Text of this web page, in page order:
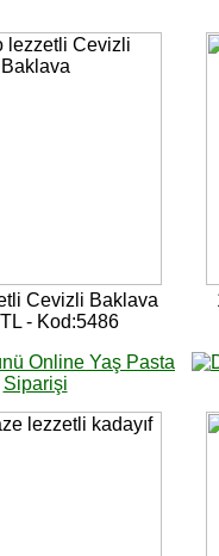
Cevizli Baklava
- Kod:5486